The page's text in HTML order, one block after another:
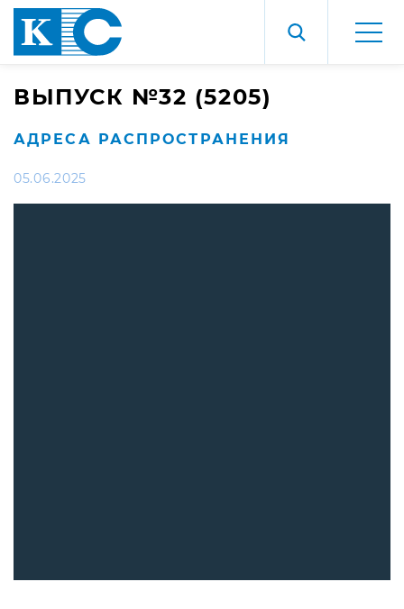
ВЫПУСК №32 (5205)
АДРЕСА РАСПРОСТРАНЕНИЯ
05.06.2025